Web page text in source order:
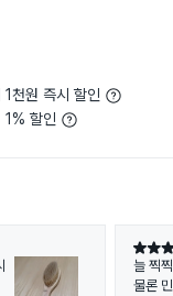
천원 즉시 할인
1% 할인
별점 5
늘 찍
물론